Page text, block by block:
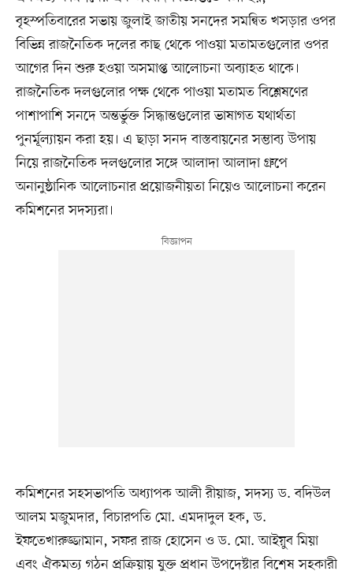
বৃহস্পতিবারের সভায় জুলাই জাতীয় সনদের সমন্বিত খসড়ার ওপর
বিভিন্ন রাজনৈতিক দলের কাছ থেকে পাওয়া মতামতগুলোর ওপর
আগের দিন শুরু হওয়া অসমাপ্ত আলোচনা অব্যাহত থাকে।
রাজনৈতিক দলগুলোর পক্ষ থেকে পাওয়া মতামত বিশ্লেষণের
পাশাপাশি সনদে অন্তর্ভুক্ত সিদ্ধান্তগুলোর ভাষাগত যথার্থতা
পুনর্মূল্যায়ন করা হয়। এ ছাড়া সনদ বাস্তবায়নের সম্ভাব্য উপায়
নিয়ে রাজনৈতিক দলগুলোর সঙ্গে আলাদা আলাদা গ্রুপে
অনানুষ্ঠানিক আলোচনার প্রয়োজনীয়তা নিয়েও আলোচনা করেন
কমিশনের সদস্যরা।
কমিশনের সহসভাপতি অধ্যাপক আলী রীয়াজ, সদস্য ড. বদিউল
আলম মজুমদার, বিচারপতি মো. এমদাদুল হক, ড.
ইফতেখারুজ্জামান, সফর রাজ হোসেন ও ড. মো. আইয়ুব মিয়া
এবং ঐকমত্য গঠন প্রক্রিয়ায় যুক্ত প্রধান উপদেষ্টার বিশেষ সহকারী